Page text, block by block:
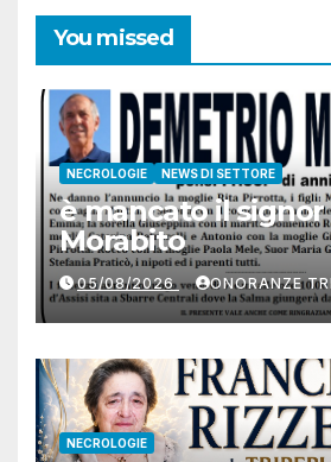
You missed
NECROLOGIE NEWS DI SETTORE
è mancato il
Morabito
05/08/2026 ONORANZE
NECROLOGIE